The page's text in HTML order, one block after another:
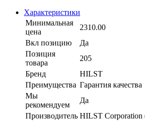
Характеристики
Минимальная
цена
2310.00
Вкл позицию
Да
Позиция
товара
205
Бренд
HILST
Преимущества Гарантия качества
Мы
рекомендуем
Да
Производитель HILST Corporation